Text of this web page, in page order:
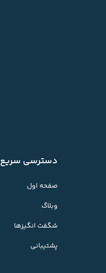
دسترسی سریع
صفحه اول
وبلاگ
شگفت انگیزها
پشتیبانی